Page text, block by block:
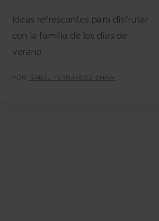
Ideas refrescantes para disfrutar
con la familia de los días de
verano.
POR ISABEL FERNÁNDEZ-SHAW